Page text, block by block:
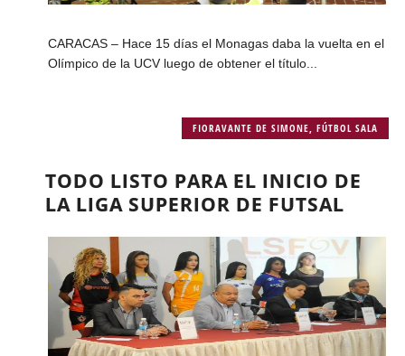
CARACAS – Hace 15 días el Monagas daba la vuelta en el
Olímpico de la UCV luego de obtener el título...
FIORAVANTE DE SIMONE ,FÚTBOL SALA
TODO LISTO PARA EL INICIO DE
LA LIGA SUPERIOR DE FUTSAL